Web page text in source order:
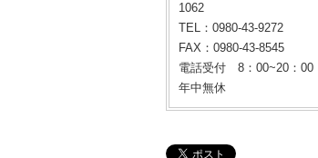
1062
TEL：0980-43-9272
FAX：0980-43-8545
電話受付 8：00~20：00
年中無休